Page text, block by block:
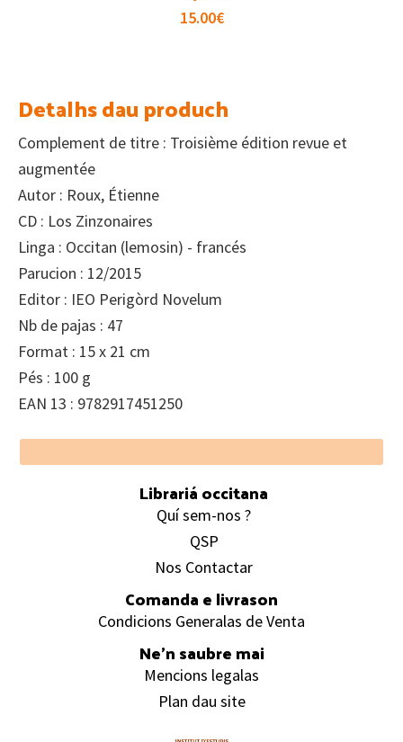
15.00€
Detalhs dau produch
Complement de titre : Troisième édition revue et
augmentée
Autor : Roux, Étienne
CD : Los Zinzonaires
Linga : Occitan (lemosin) - francés
Parucion : 12/2015
Editor : IEO Perigòrd Novelum
Nb de pajas : 47
Format : 15 x 21 cm
Pés : 100 g
EAN 13 : 9782917451250
Footer
Librariá occitana
Quí sem-nos ?
QSP
Nos Contactar
Comanda e livrason
Condicions Generalas de Venta
Ne’n saubre mai
Mencions legalas
Plan dau site